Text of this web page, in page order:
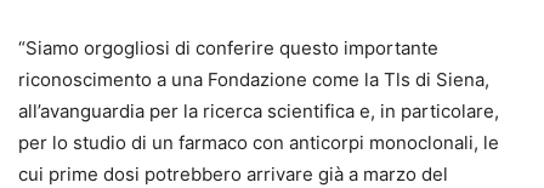
“Siamo orgogliosi di conferire questo importante
riconoscimento a una Fondazione come la Tls di Siena,
all’avanguardia per la ricerca scientifica e, in particolare,
per lo studio di un farmaco con anticorpi monoclonali, le
cui prime dosi potrebbero arrivare già a marzo del